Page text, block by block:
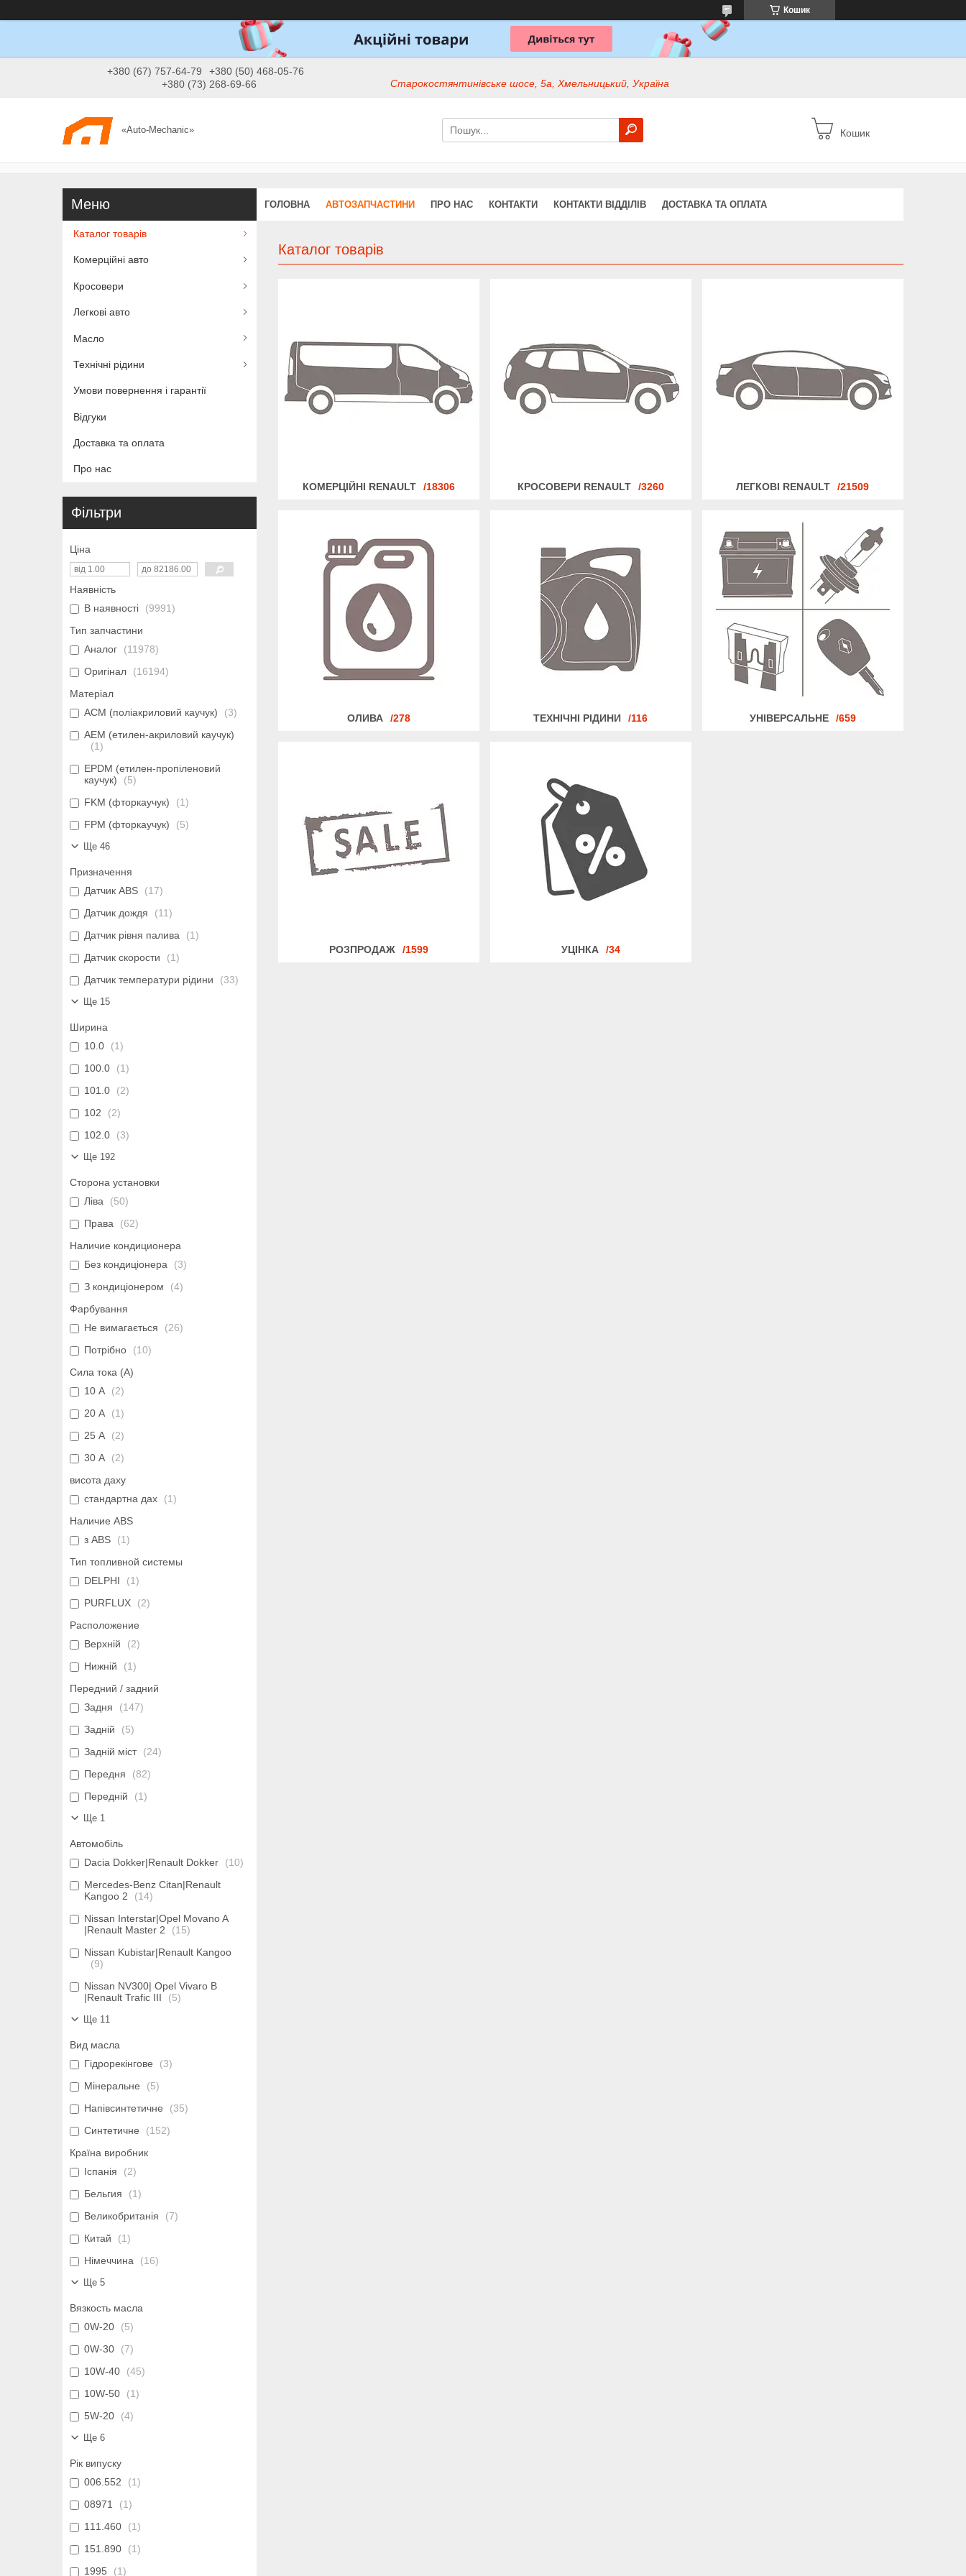
Кошик
+380 (67) 757-64-79
+380 (50) 468-05-76
+380 (73) 268-69-66
Старокостянтинівське шосе, 5а, Хмельницький, Україна
«Auto-Mechanic» Кошик
ГОЛОВНА АВТОЗАПЧАСТИНИ ПРО НАС КОНТАКТИ КОНТАКТИ ВІДДІЛІВ ДОСТАВКА ТА ОПЛАТА
Каталог товарів
КОМЕРЦІЙНІ RENAULT 18306 КРОСОВЕРИ RENAULT 3260 ЛЕГКОВІ RENAULT 21509
ОЛИВА 278 ТЕХНІЧНІ РІДИНИ 116 УНІВЕРСАЛЬНЕ 659
РОЗПРОДАЖ 1599 УЦІНКА 34
Каталог товарів
Комерційні авто
Кросовери
Легкові авто
Масло
Технічні рідини
Умови повернення і гарантії
Відгуки
Доставка та оплата
Про нас
Фільтри
Ціна
Наявність
В наявності
9991
Тип запчастини
Аналог
11978
Оригінал
16194
Матеріал
ACM (поліакриловий каучук)
3
AEM (етилен-акриловий каучук)
1
EPDM (етилен-пропіленовий
каучук)
5
FKM (фторкаучук)
1
FPM (фторкаучук)
5
Ще 46
Призначення
Датчик ABS
17
Датчик дождя
11
Датчик рівня палива
1
Датчик скорости
1
Датчик температури рідини
33
Ще 15
Ширина
10.0
1
100.0
1
101.0
2
102
2
102.0
3
Ще 192
Сторона установки
Ліва
50
Права
62
Наличие кондиционера
Без кондиціонера
3
З кондиціонером
4
Фарбування
Не вимагається
26
Потрібно
10
Сила тока (A)
10 А
2
20 А
1
25 А
2
30 А
2
висота даху
стандартна дах
1
Наличие ABS
з ABS
1
Тип топливной системы
DELPHI
1
PURFLUX
2
Расположение
Верхній
2
Нижній
1
Передний / задний
Задня
147
Задній
5
Задній міст
24
Передня
82
Передній
1
Ще 1
Автомобіль
Dacia Dokker|Renault Dokker
10
Mercedes-Benz Citan|Renault
Kangoo 2
14
Nissan Interstar|Opel Movano A
|Renault Master 2
15
Nissan Kubistar|Renault Kangoo
9
Nissan NV300| Opel Vivaro B
|Renault Trafic III
5
Ще 11
Вид масла
Гідрорекінгове
3
Мінеральне
5
Напівсинтетичне
35
Синтетичне
152
Країна виробник
Іспанія
2
Бельгия
1
Великобританія
7
Китай
1
Німеччина
16
Ще 5
Вязкость масла
0W-20
5
0W-30
7
10W-40
45
10W-50
1
5W-20
4
Ще 6
Рік випуску
006.552
1
08971
1
111.460
1
151.890
1
1995
1